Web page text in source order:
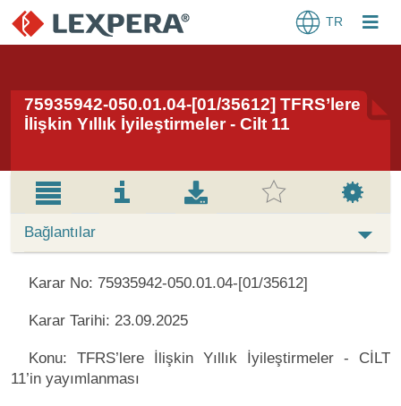
TR
75935942-050.01.04-[01/35612] TFRS’lere
İlişkin Yıllık İyileştirmeler - Cilt 11
Bağlantılar
Karar No: 75935942-050.01.04-[01/35612]
Karar Tarihi: 23.09.2025
Konu: TFRS’lere İlişkin Yıllık İyileştirmeler - CİLT
11’in yayımlanması